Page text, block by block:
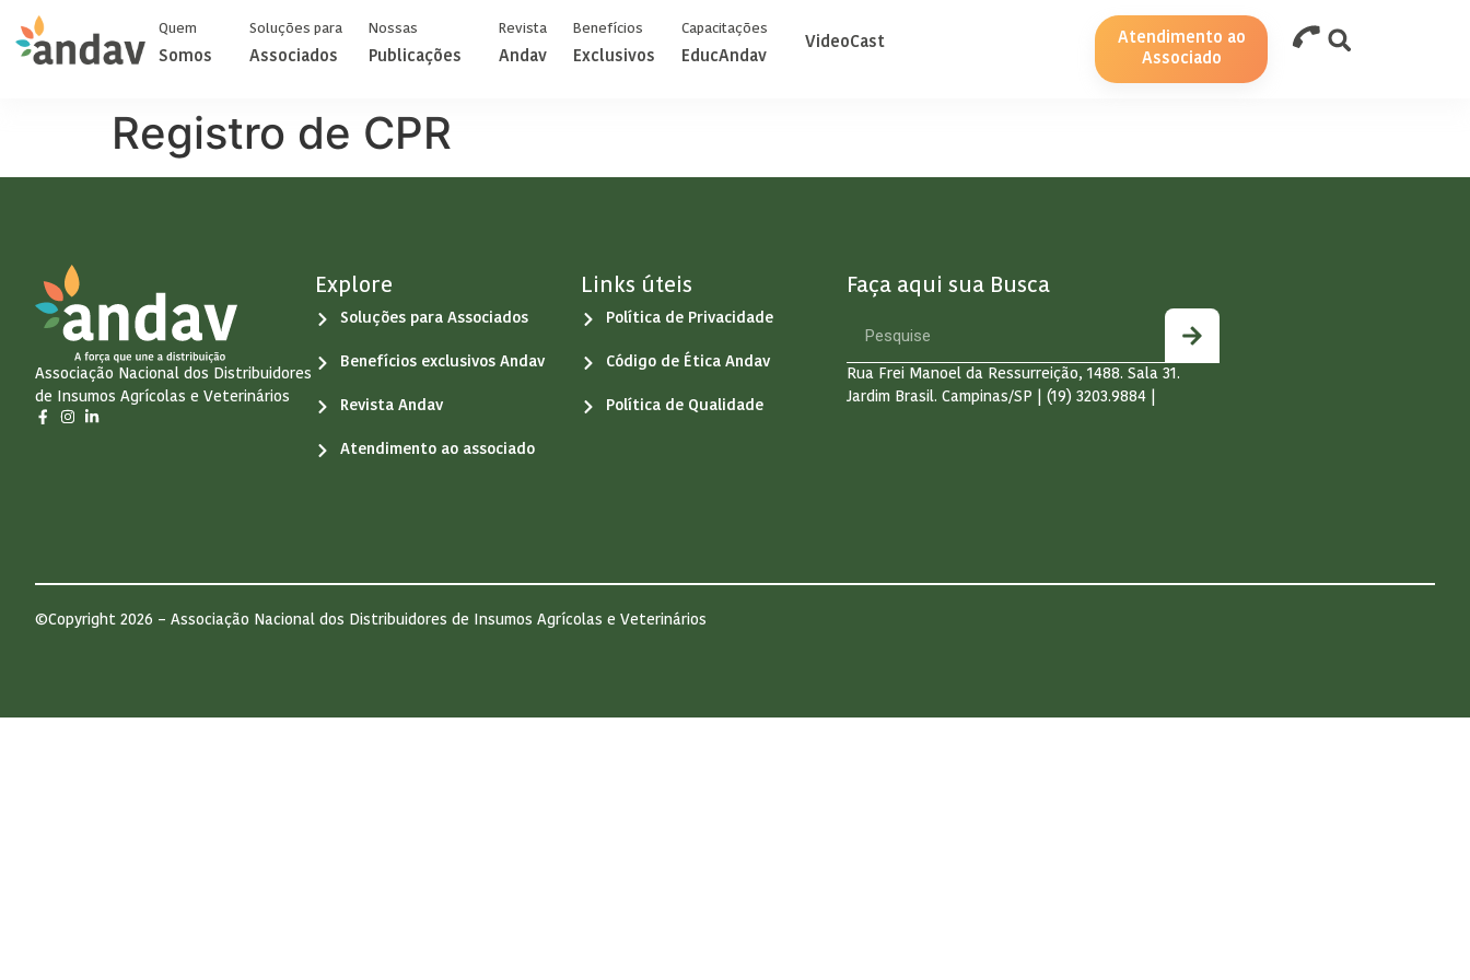
Quem
Somos
Soluções para
Associados
Nossas
Publicações
Revista
Andav
Benefícios
Exclusivos
Capacitações
EducAndav
VideoCast
Atendimento ao
Associado
Registro de CPR
Associação Nacional dos Distribuidores
de Insumos Agrícolas e Veterinários
Explore
Soluções para Associados
Benefícios exclusivos Andav
Revista Andav
Atendimento ao associado
Links úteis
Política de Privacidade
Código de Ética Andav
Política de Qualidade
Faça aqui sua Busca
Rua Frei Manoel da Ressurreição, 1488. Sala 31.
Jardim Brasil. Campinas/SP | (19) 3203.9884 |
©Copyright 2026 – Associação Nacional dos Distribuidores de Insumos Agrícolas e Veterinários